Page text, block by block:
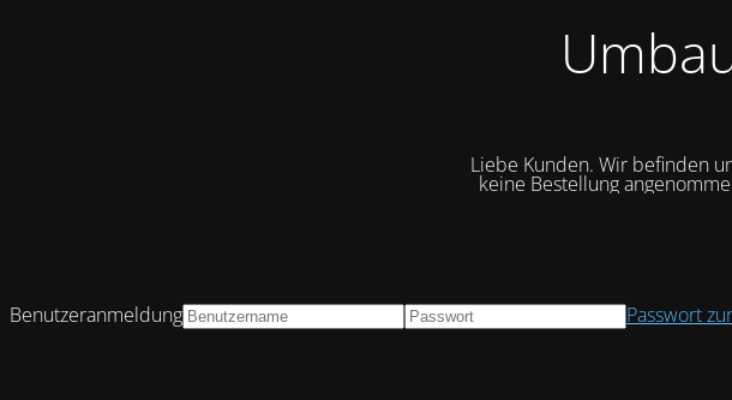
Liebe Kunden. Wir befinden
keine Bestellung
Benutzeranmeldung Passwort